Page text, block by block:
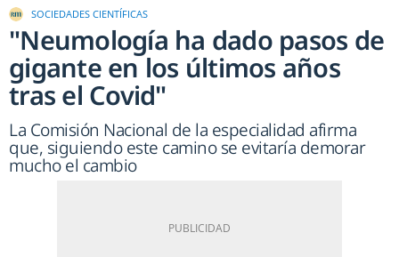
SOCIEDADES CIENTÍFICAS
"Neumología ha dado pasos de
gigante en los últimos años
tras el Covid"
La Comisión Nacional de la especialidad afirma
que, siguiendo este camino se evitaría demorar
mucho el cambio